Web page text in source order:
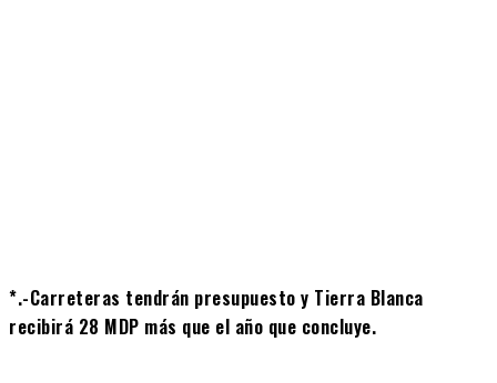
*.-Carreteras tendrán presupuesto y Tierra Blanca
recibirá 28 MDP más que el año que concluye.